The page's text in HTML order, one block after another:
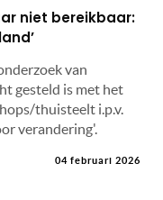
niet bereikbaar:
van
gesteld is met het
thuisteelt i.p.v.
verandering'.
04 februari 2026